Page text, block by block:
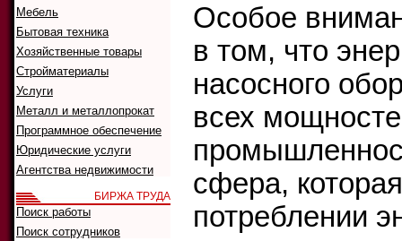
Особое
в том, что
насосного
всех
сфера,
потреблении
Мебель
Бытовая техника
Хозяйственные товары
Стройматериалы
Услуги
Металл и металлопрокат
Программное обеспечение
Юридические услуги
Агентства недвижимости
БИРЖА ТРУДА
Поиск работы
Поиск сотрудников